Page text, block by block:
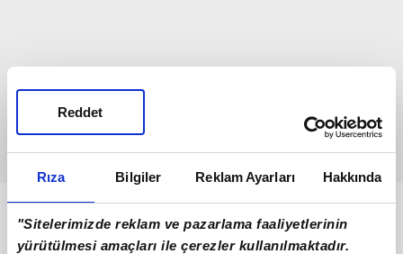
Rıza Bilgiler Reklam Ayarları Hakkında
"Sitelerimizde reklam ve pazarlama faaliyetlerinin
yürütülmesi amaçları ile çerezler kullanılmaktadır.
Reddet
Bunlar da Var